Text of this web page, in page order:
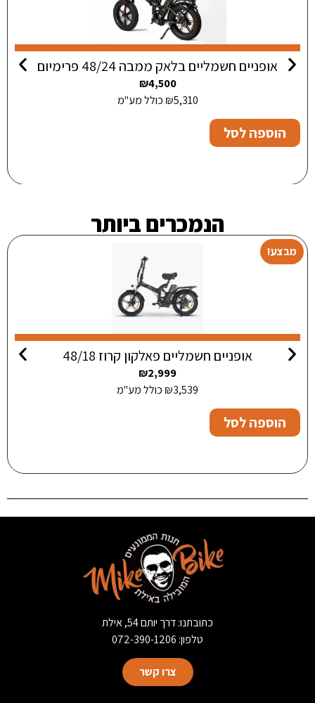
אופניים חשמליים בלאק ממבה 48/24 פרימיום
₪4,500
₪5,310 כולל מע"מ
הוספה לסל
הנמכרים ביותר
מבצע!
אופניים חשמליים פאלקון קרוז 48/18
₪2,999
₪3,539 כולל מע"מ
הוספה לסל
כתובתנו: דרך יותם 54, אילת
טלפון: 072-390-1206
צרו קשר